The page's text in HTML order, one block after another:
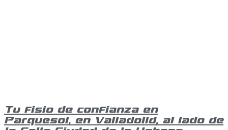
Tu fisio de confianza en
Parquesol, en Valladolid, al lado de